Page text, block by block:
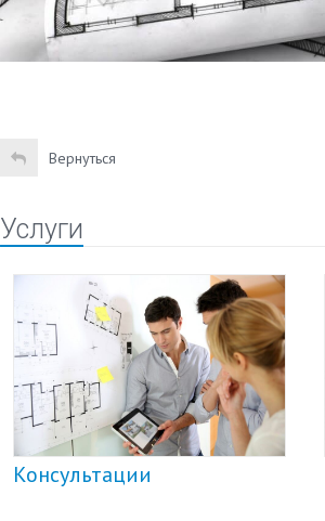
Вернуться
Услуги
Консультации